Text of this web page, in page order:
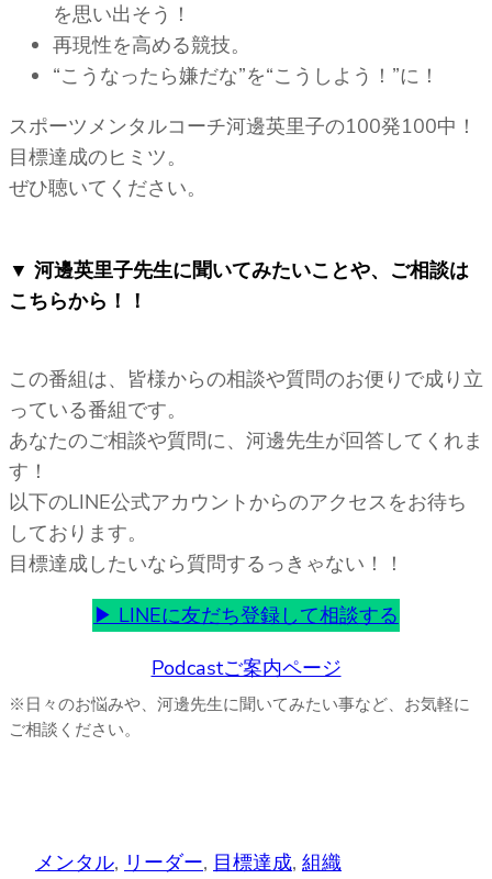
を思い出そう！
再現性を高める競技。
“こうなったら嫌だな”を“こうしよう！”に！
スポーツメンタルコーチ河邊英里子の100発100中！
目標達成のヒミツ。
ぜひ聴いてください。
▼ 河邊英里子先生に聞いてみたいことや、ご相談は
こちらから！！
この番組は、皆様からの相談や質問のお便りで成り立
っている番組です。
あなたのご相談や質問に、河邊先生が回答してくれま
す！
以下のLINE公式アカウントからのアクセスをお待ち
しております。
目標達成したいなら質問するっきゃない！！
▶︎ LINEに友だち登録して相談する
Podcastご案内ページ
※日々のお悩みや、河邊先生に聞いてみたい事など、お気軽に
ご相談ください。
メンタル, リーダー, 目標達成, 組織